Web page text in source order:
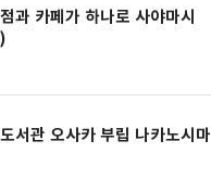
과 카페가 하나로 사야마시
서관 오사카 부립 나카노시마